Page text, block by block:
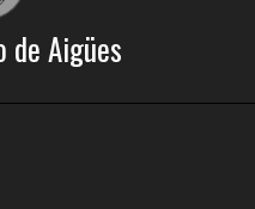
de Aigües